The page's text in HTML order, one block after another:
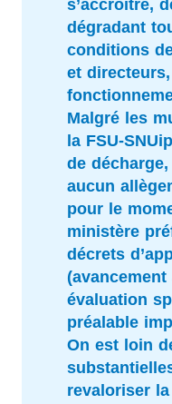
s’accroître,
dégradant
conditions
et
Malgré les
la FSU-
de
aucun
pour le
ministère
décrets
évaluation
préalable
On est loin
revaloriser